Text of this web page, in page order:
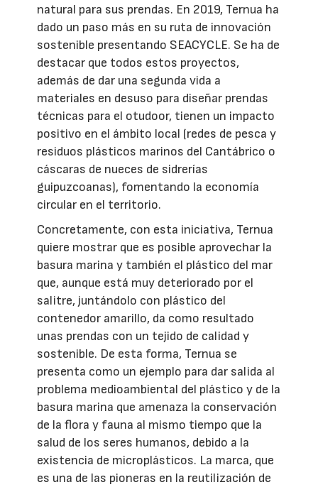
natural para sus prendas. En 2019, Ternua ha
dado un paso más en su ruta de innovación
sostenible presentando SEACYCLE. Se ha de
destacar que todos estos proyectos,
además de dar una segunda vida a
materiales en desuso para diseñar prendas
técnicas para el otudoor, tienen un impacto
positivo en el ámbito local (redes de pesca y
residuos plásticos marinos del Cantábrico o
cáscaras de nueces de sidrerías
guipuzcoanas), fomentando la economía
circular en el territorio.
Concretamente, con esta iniciativa, Ternua
quiere mostrar que es posible aprovechar la
basura marina y también el plástico del mar
que, aunque está muy deteriorado por el
salitre, juntándolo con plástico del
contenedor amarillo, da como resultado
unas prendas con un tejido de calidad y
sostenible. De esta forma, Ternua se
presenta como un ejemplo para dar salida al
problema medioambiental del plástico y de la
basura marina que amenaza la conservación
de la flora y fauna al mismo tiempo que la
salud de los seres humanos, debido a la
existencia de microplásticos. La marca, que
es una de las pioneras en la reutilización de